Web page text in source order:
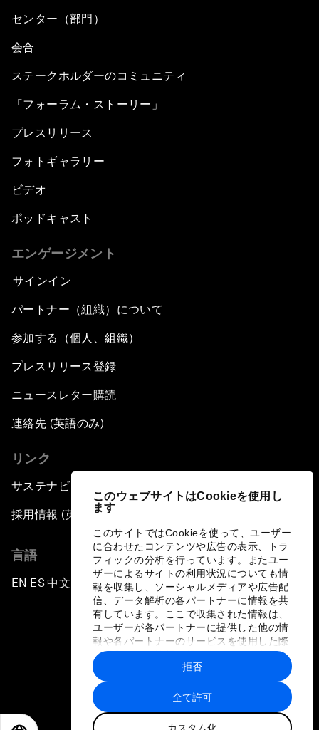
このウェブサイトはCookieを使用し
ます
このサイトではCookieを使って、ユーザー
に合わせたコンテンツや広告の表示、トラ
フィックの分析を行っています。またユー
ザーによるサイトの利用状況についても情
報を収集し、ソーシャルメディアや広告配
信、データ解析の各パートナーに情報を共
有しています。ここで収集された情報は、
ユーザーが各パートナーに提供した他の情
報や各パートナーのサービスを使用した際
に収集された情報と組み合わされ、各パー
トナーによって使用されることがありま
す。
全て許可
カスタム化
拒否
センター（部門）
会合
ステークホルダーのコミュニティ
「フォーラム・ストーリー」
プレスリリース
フォトギャラリー
ビデオ
ポッドキャスト
エンゲージメント
サインイン
パートナー（組織）について
参加する（個人、組織）
プレスリリース登録
ニュースレター購読
連絡先 (英語のみ)
リンク
サステナビリティへの取り組み
採用情報 (英語のみ)
言語
EN ▪ ES▪中文▪ 日本語
プライバシーポリシーと利用規約
サイトマップ